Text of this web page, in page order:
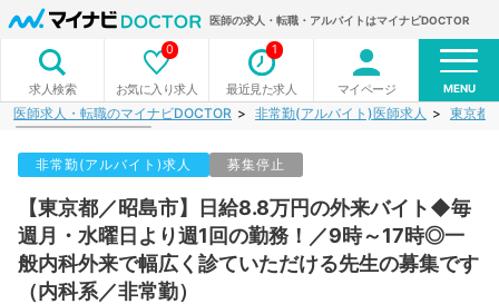
医師の求人・転職・アルバイトはマイナビDOCTOR
求人検索 お気に入り求人
0
最近見た求人
1
マイページ MENU
医師求人・転職のマイナビDOCTOR 非常勤(アルバイト)医師求人 東京都
非常勤(アルバイト)求人 募集停止
【東京都／昭島市】日給8.8万円の外来バイト◆毎
週月・水曜日より週1回の勤務！／9時～17時◎一
般内科外来で幅広く診ていただける先生の募集です
（内科系／非常勤）